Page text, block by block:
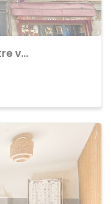
Achat Appartement centre ville